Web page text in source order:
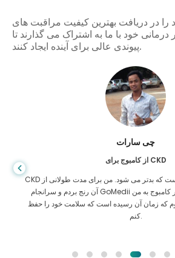
را در دریافت بهترین کیفیت مراقبت های
خود با ما به اشتراک می گذارند تا
پیوندی عالی برای آینده ایجاد کنند.
چی سارات
از کامبوج برای CKD
CKD یک بیماری مادام العمر است که بدتر می شود. من برای مدت طولانی از
آن رنج بردم و سرانجام GoMedii و یکی از شرکای آنها در کامبوج به من
که زمان آن رسیده است که سلامت خود را حفظ
کنم.